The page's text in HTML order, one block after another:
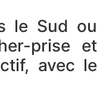
le Sud ou
prise et
avec le